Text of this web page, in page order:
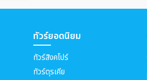
ทัวร์ยอดนิยม
ทัวร์สิงคโปร์
ทัวร์ตุรเคีย